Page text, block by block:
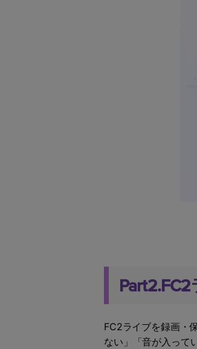
FC2ライブを録画・
ない」「音が入って